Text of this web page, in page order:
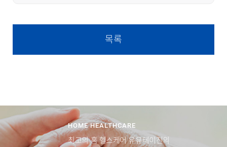
목록
HOME HEALTHCARE
최고의 홈 헬스케어 유유테이진의